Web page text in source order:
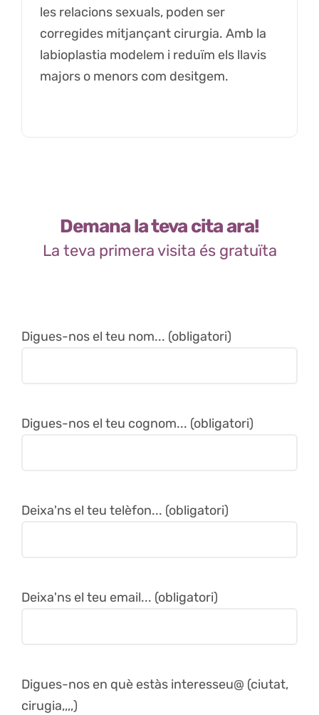
les relacions sexuals, poden ser
corregides mitjançant cirurgia. Amb la
labioplastia modelem i reduïm els llavis
majors o menors com desitgem.
Demana la teva cita ara!
La teva primera visita és gratuïta
Digues-nos el teu nom... (obligatori)
Digues-nos el teu cognom... (obligatori)
Deixa'ns el teu telèfon... (obligatori)
Deixa'ns el teu email... (obligatori)
Digues-nos en què estàs interesseu@ (ciutat,
cirugia,,,,)